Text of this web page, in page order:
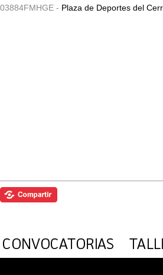
03884FMHGE - Plaza de Deportes del